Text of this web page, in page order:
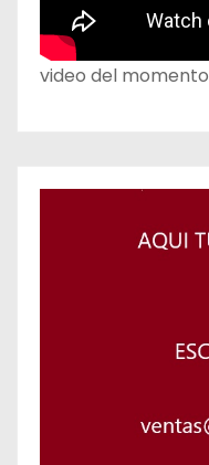
video del momento